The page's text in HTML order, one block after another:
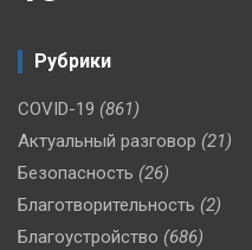
Рубрики
COVID-19 (861)
Актуальный разговор (21)
Безопасность (26)
Благотворительность (2)
Благоустройство (686)